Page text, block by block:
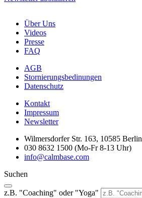
Über Uns
Videos
Presse
FAQ
AGB
Stornierungsbedinungen
Datenschutz
Kontakt
Impressum
Newsletter
Wilmersdorfer Str. 163, 10585 Berlin
030 8632 1500 (Mo-Fr 8-13 Uhr)
info@calmbase.com
Suchen
z.B. "Coaching" oder "Yoga"